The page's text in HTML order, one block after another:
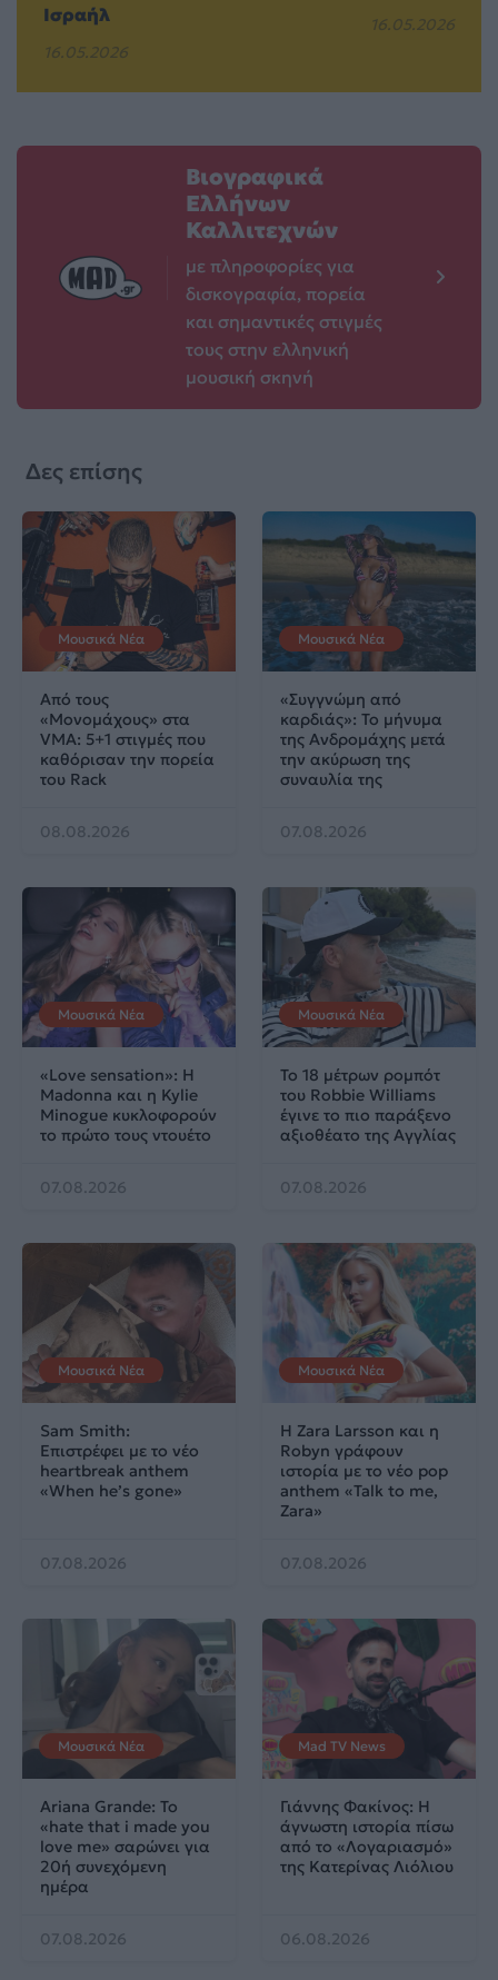
Ισραήλ
16.05.2026
16.05.2026
Βιογραφικά
Ελλήνων
Καλλιτεχνών
με πληροφορίες για
δισκογραφία, πορεία
και σημαντικές στιγμές
τους στην ελληνική
μουσική σκηνή
Δες επίσης
Μουσικά Νέα
Από τους
«Μονομάχους» στα
VMA: 5+1 στιγμές που
καθόρισαν την πορεία
του Rack
08.08.2026
Μουσικά Νέα
«Συγγνώμη από
καρδιάς»: Το μήνυμα
της Ανδρομάχης μετά
την ακύρωση της
συναυλία της
07.08.2026
Μουσικά Νέα
«Love sensation»: Η
Madonna και η Kylie
Minogue κυκλοφορούν
το πρώτο τους ντουέτο
07.08.2026
Μουσικά Νέα
Το 18 μέτρων ρομπότ
του Robbie Williams
έγινε το πιο παράξενο
αξιοθέατο της Αγγλίας
07.08.2026
Μουσικά Νέα
Sam Smith:
Επιστρέφει με το νέο
heartbreak anthem
«When he’s gone»
07.08.2026
Μουσικά Νέα
Η Zara Larsson και η
Robyn γράφουν
ιστορία με το νέο pop
anthem «Talk to me,
Zara»
07.08.2026
Μουσικά Νέα
Ariana Grande: Το
«hate that i made you
love me» σαρώνει για
20ή συνεχόμενη
ημέρα
07.08.2026
Mad TV News
Γιάννης Φακίνος: Η
άγνωστη ιστορία πίσω
από το «Λογαριασμό»
της Κατερίνας Λιόλιου
06.08.2026